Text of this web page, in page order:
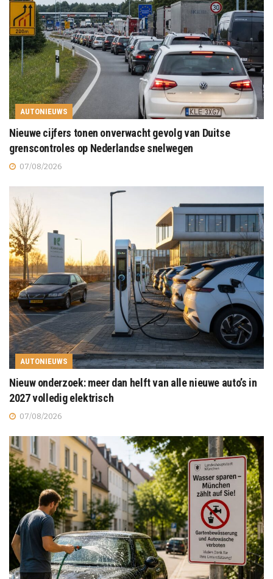
AUTONIEUWS
Nieuwe cijfers tonen onverwacht gevolg van Duitse
grenscontroles op Nederlandse snelwegen
07/08/2026
AUTONIEUWS
Nieuw onderzoek: meer dan helft van alle nieuwe auto’s in
2027 volledig elektrisch
07/08/2026